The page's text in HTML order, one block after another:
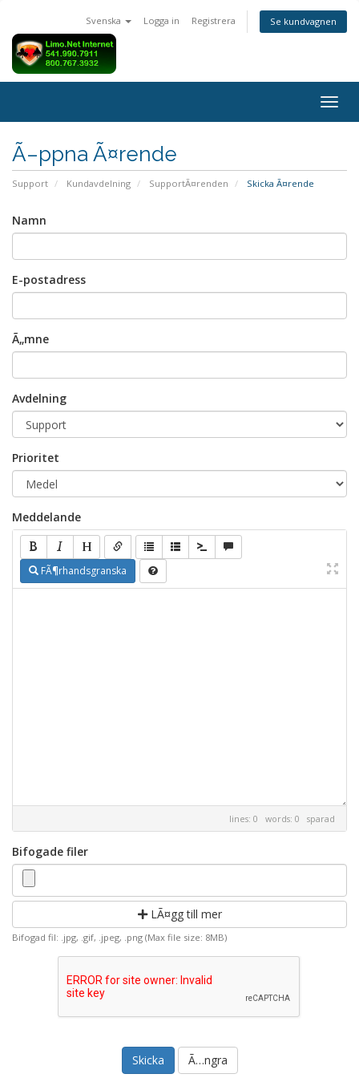
Svenska Logga in Registrera Se kundvagnen
Ã–ppna Ã¤rende
Support Kundavdelning SupportÃ¤renden Skicka Ã¤rende
Namn
E-postadress
Ã„mne
Avdelning
Prioritet
Meddelande
FÃ¶rhandsgranska
lines: 0 words: 0 sparad
Bifogade filer
LÃ¤gg till mer
Bifogad fil: .jpg, .gif, .jpeg, .png (Max file size: 8MB)
Ã…ngra